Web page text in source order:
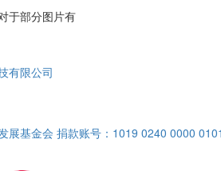
于部分图片有
有限公司
展基金会 捐款账号：1019 0240 0000